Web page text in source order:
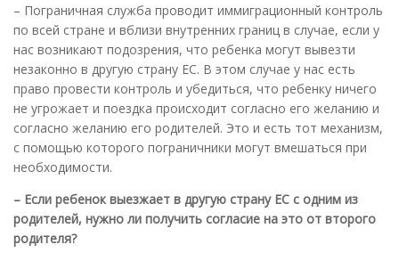
– Пограничная служба проводит иммиграционный контроль
по всей стране и вблизи внутренних границ в случае, если у
нас возникают подозрения, что ребенка могут вывезти
незаконно в другую страну ЕС. В этом случае у нас есть
право провести контроль и убедиться, что ребенку ничего
не угрожает и поездка происходит согласно его желанию и
согласно желанию его родителей. Это и есть тот механизм,
с помощью которого пограничники могут вмешаться при
необходимости.
– Если ребенок выезжает в другую страну ЕС с одним из
родителей, нужно ли получить согласие на это от второго
родителя?